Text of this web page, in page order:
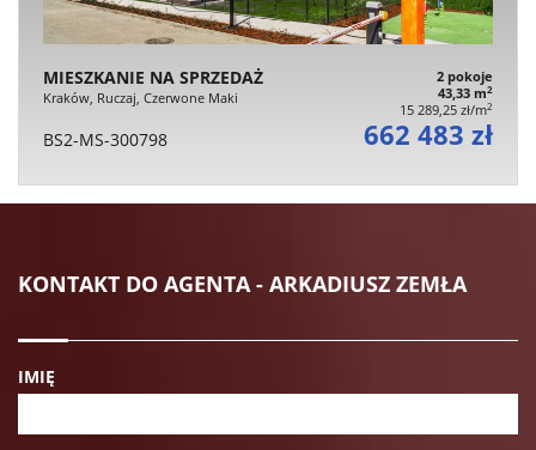
MIESZKANIE NA SPRZEDAŻ
Kraków, Ruczaj, Czerwone Maki
2 pokoje
43,33 m2
15 289,25 zł/m2
BS2-MS-300798 662 483 zł
KONTAKT DO AGENTA - ARKADIUSZ ZEMŁA
IMIĘ